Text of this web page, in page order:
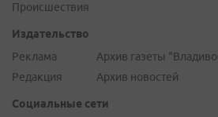
Происшествия
Издательство
Реклама
Редакция
Архив газеты
Архив новостей
Социальные сети